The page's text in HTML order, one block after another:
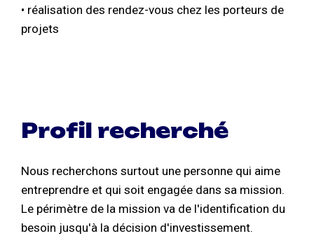
• réalisation des rendez-vous chez les porteurs de
projets
Profil recherché
Nous recherchons surtout une personne qui aime
entreprendre et qui soit engagée dans sa mission.
Le périmètre de la mission va de l'identification du
besoin jusqu'à la décision d'investissement.